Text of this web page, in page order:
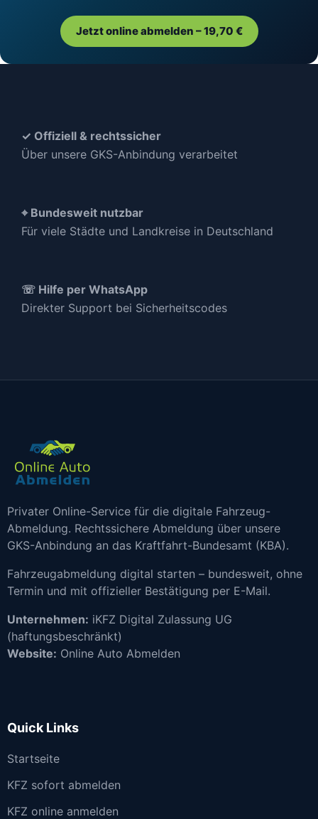
Jetzt online abmelden – 19,70 €
✓ Offiziell & rechtssicher
Über unsere GKS-Anbindung verarbeitet
⌖ Bundesweit nutzbar
Für viele Städte und Landkreise in Deutschland
☏ Hilfe per WhatsApp
Direkter Support bei Sicherheitscodes
Privater Online-Service für die digitale Fahrzeug-
Abmeldung. Rechtssichere Abmeldung über unsere
GKS-Anbindung an das Kraftfahrt-Bundesamt (KBA).
Fahrzeugabmeldung digital starten – bundesweit, ohne
Termin und mit offizieller Bestätigung per E-Mail.
Unternehmen: iKFZ Digital Zulassung UG
(haftungsbeschränkt)
Website: Online Auto Abmelden
Quick Links
Startseite
KFZ sofort abmelden
KFZ online anmelden